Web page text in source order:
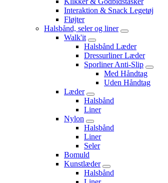
Interaktion & Snack Legetøj
Fløjter
Halsbånd, seler og liner
Walk'it
Halsbånd Læder
Dressurliner Læder
Sporliner Anti-Slip
Med Håndtag
Uden Håndtag
Læder
Halsbånd
Liner
Nylon
Halsbånd
Liner
Seler
Bomuld
Kunstlæder
Halsbånd